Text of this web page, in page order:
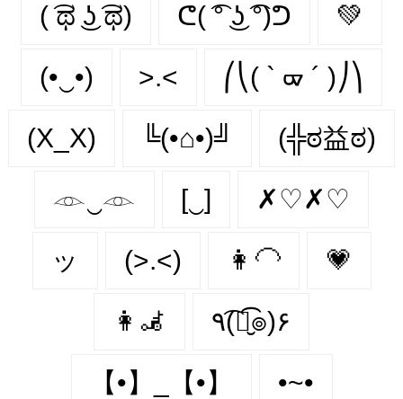
( ͡ಥ ͜ʖ ͡ಥ) ᕦ( ͡° ͜ʖ ͡°)ᕤ 💚
(•‿•) >.< ⎛⎝( ` ᢍ ´ )⎠⎞
(X_X) ╚(•⌂•)╝ (╬ಠ益ಠ)
𓁹‿𓁹 [‿] ✗♡✗♡
ッ (>.<) 👩‍🦲 💗
👩‍🦼‍ ٩(͡๏̮͡๏)۶
【•】_【•】 •~•